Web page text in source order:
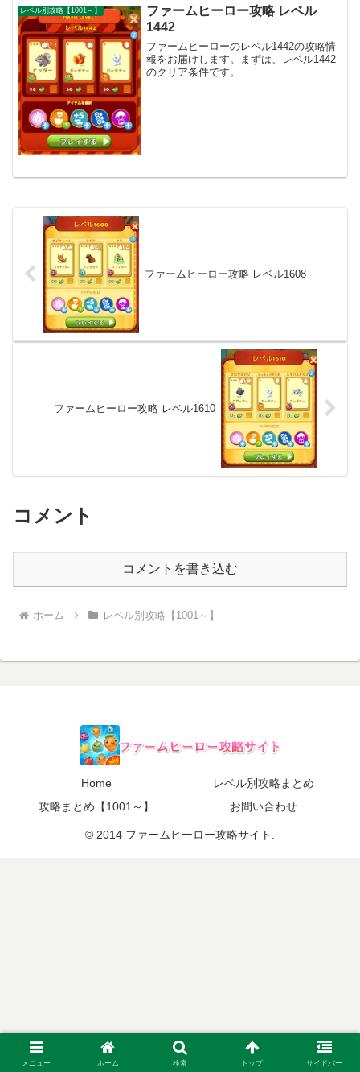
レベル別攻略【1001～】
ファームヒーロー攻略 レベル
1442
ファームヒーローのレベル1442の攻略情
報をお届けします。まずは、レベル1442
のクリア条件です。
ファームヒーロー攻略 レベル1608
ファームヒーロー攻略 レベル1610
コメント
コメントを書き込む
ホーム レベル別攻略【1001～】
Home
レベル別攻略まとめ
攻略まとめ【1001～】
お問い合わせ
© 2014 ファームヒーロー攻略サイト.
メニュー ホーム 検索 トップ サイドバー